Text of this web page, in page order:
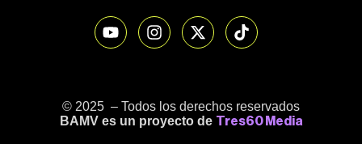
© 2025 – Todos los derechos reservados
BAMV es un proyecto de Tres60 Media